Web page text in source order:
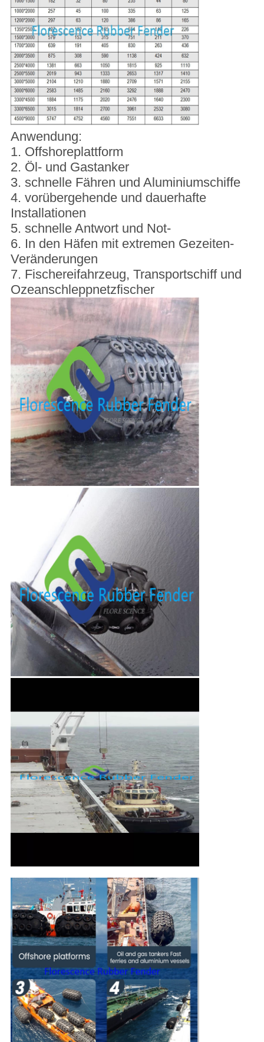
Anwendung:
1. Offshoreplattform
2. Öl- und Gastanker
3. schnelle Fähren und Aluminiumschiffe
4. vorübergehende und dauerhafte
Installationen
5. schnelle Antwort und Not-
6. In den Häfen mit extremen Gezeiten-
Veränderungen
7. Fischereifahrzeug, Transportschiff und
Ozeanschleppnetzfischer